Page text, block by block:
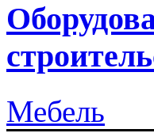
Мебель